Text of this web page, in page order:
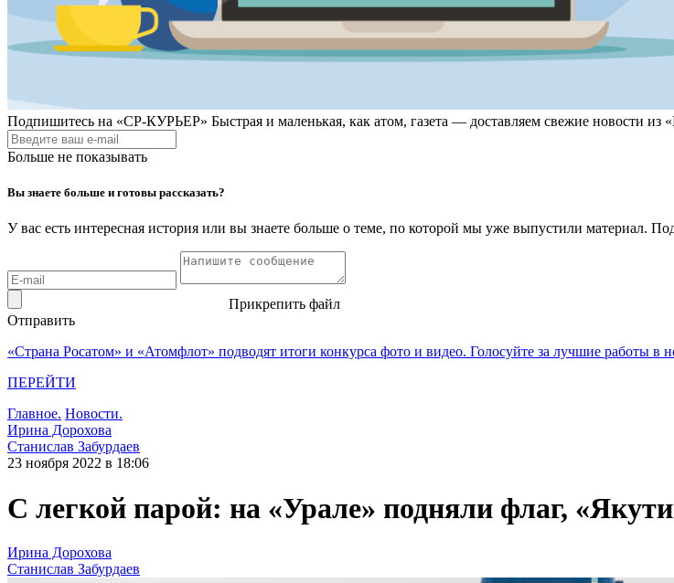
Подпишитесь на «СР-КУРЬЕР» Быстрая и маленькая, как атом, газета — доставляем свежие новости
Больше не показывать
Вы знаете больше и готовы рассказать?
У вас есть интересная история или вы знаете больше о теме, по которой мы уже выпустили материал.
Прикрепить файл
Отправить
«Страна Росатом» и «Атомфлот» подводят итоги конкурса фото и видео. Голосуйте за лучшие
ПЕРЕЙТИ
Главное. Новости.
Ирина Дорохова
Станислав Забурдаев
23 ноября 2022 в 18:06
С легкой парой: на «Урале» подняли флаг,
Ирина Дорохова
Станислав Забурдаев